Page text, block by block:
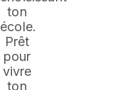
ton
école.
Prêt
pour
vivre
ton